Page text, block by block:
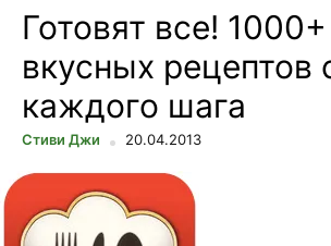
Готовят все! 1000+
вкусных рецептов
каждого шага
Стиви Джи 20.04.2013